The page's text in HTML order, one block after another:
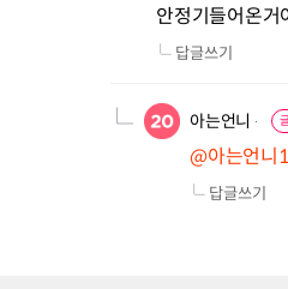
안정기들어온거
답글쓰기
아는언니
@아는언니1
답글쓰기